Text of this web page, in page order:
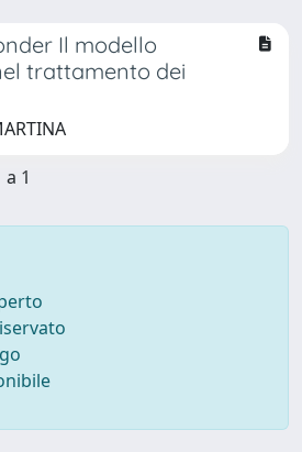
Il modello
trattamento dei
1